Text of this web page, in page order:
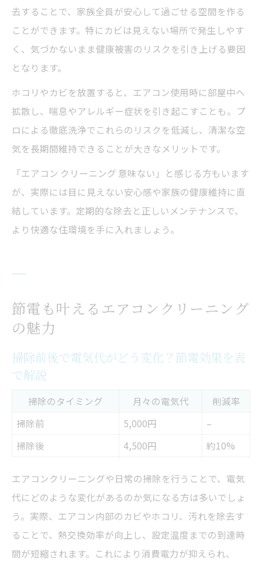
去することで、家族全員が安心して過ごせる空間を作る
ことができます。特にカビは見えない場所で発生しやす
く、気づかないまま健康被害のリスクを引き上げる要因
となります。
ホコリやカビを放置すると、エアコン使用時に部屋中へ
拡散し、喘息やアレルギー症状を引き起こすことも。プ
ロによる徹底洗浄でこれらのリスクを低減し、清潔な空
気を長期間維持できることが大きなメリットです。
「エアコン クリーニング 意味ない」と感じる方もいます
が、実際には目に見えない安心感や家族の健康維持に直
結しています。定期的な除去と正しいメンテナンスで、
より快適な住環境を手に入れましょう。
節電も叶えるエアコンクリーニング
の魅力
掃除前後で電気代がどう変化？節電効果を表
で解説
掃除のタイミング 月々の電気代
削減率
掃除前
5,000円
–
掃除後
4,500円 約10%
エアコンクリーニングや日常の掃除を行うことで、電気
代にどのような変化があるのか気になる方は多いでしょ
う。実際、エアコン内部のカビやホコリ、汚れを除去す
ることで、熱交換効率が向上し、設定温度までの到達時
間が短縮されます。これにより消費電力が抑えられ、